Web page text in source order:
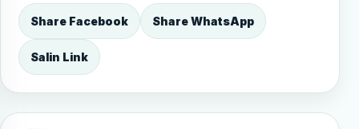
Share Facebook Share WhatsApp
Salin Link